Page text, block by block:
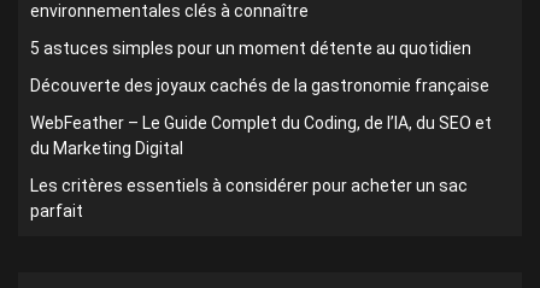
environnementales clés à connaître
5 astuces simples pour un moment détente au quotidien
Découverte des joyaux cachés de la gastronomie française
WebFeather – Le Guide Complet du Coding, de l’IA, du SEO et
du Marketing Digital
Les critères essentiels à considérer pour acheter un sac
parfait